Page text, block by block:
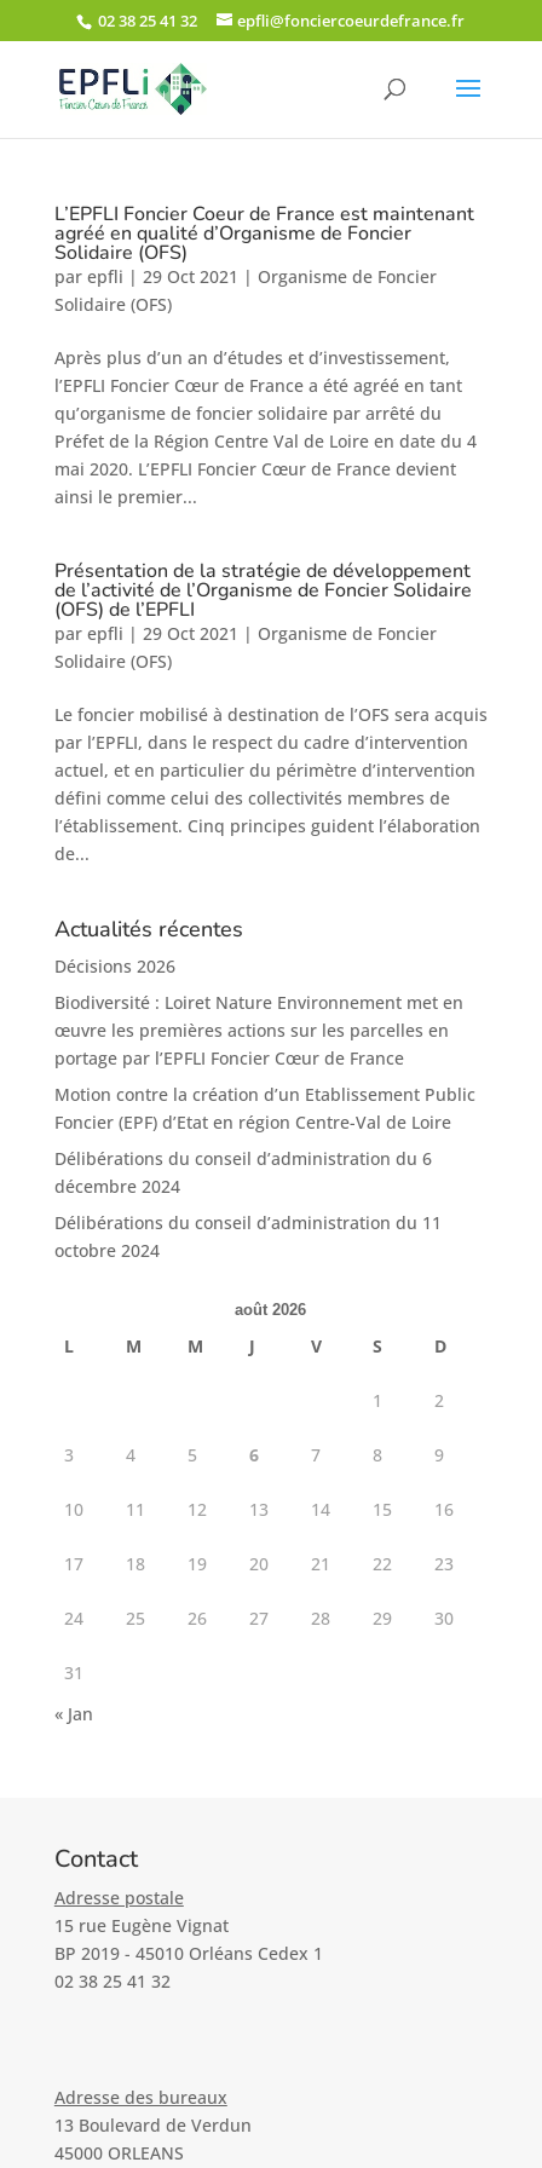
02 38 25 41 32 epfli@fonciercoeurdefrance.fr
L’EPFLI Foncier Coeur de France est maintenant
agréé en qualité d’Organisme de Foncier
Solidaire (OFS)
par epfli | 29 Oct 2021 | Organisme de Foncier
Solidaire (OFS)
Après plus d’un an d’études et d’investissement,
l’EPFLI Foncier Cœur de France a été agréé en tant
qu’organisme de foncier solidaire par arrêté du
Préfet de la Région Centre Val de Loire en date du 4
mai 2020. L’EPFLI Foncier Cœur de France devient
ainsi le premier...
Présentation de la stratégie de développement
de l’activité de l’Organisme de Foncier Solidaire
(OFS) de l’EPFLI
par epfli | 29 Oct 2021 | Organisme de Foncier
Solidaire (OFS)
Le foncier mobilisé à destination de l’OFS sera acquis
par l’EPFLI, dans le respect du cadre d’intervention
actuel, et en particulier du périmètre d’intervention
défini comme celui des collectivités membres de
l’établissement. Cinq principes guident l’élaboration
de...
Actualités récentes
Décisions 2026
Biodiversité : Loiret Nature Environnement met en
œuvre les premières actions sur les parcelles en
portage par l’EPFLI Foncier Cœur de France
Motion contre la création d’un Etablissement Public
Foncier (EPF) d’Etat en région Centre-Val de Loire
Délibérations du conseil d’administration du 6
décembre 2024
Délibérations du conseil d’administration du 11
octobre 2024
août 2026
L M M J V S D
1 2
3 4 5 6 7 8 9
10 11 12 13 14 15 16
17 18 19 20 21 22 23
24 25 26 27 28 29 30
31
« Jan
Contact
Adresse postale
15 rue Eugène Vignat
BP 2019 - 45010 Orléans Cedex 1
02 38 25 41 32
Adresse des bureaux
13 Boulevard de Verdun
45000 ORLEANS